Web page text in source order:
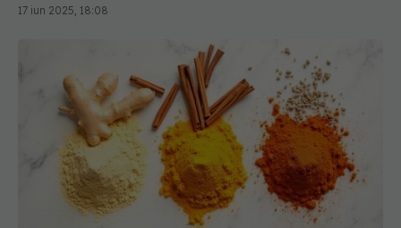
17 iun 2025, 18:08